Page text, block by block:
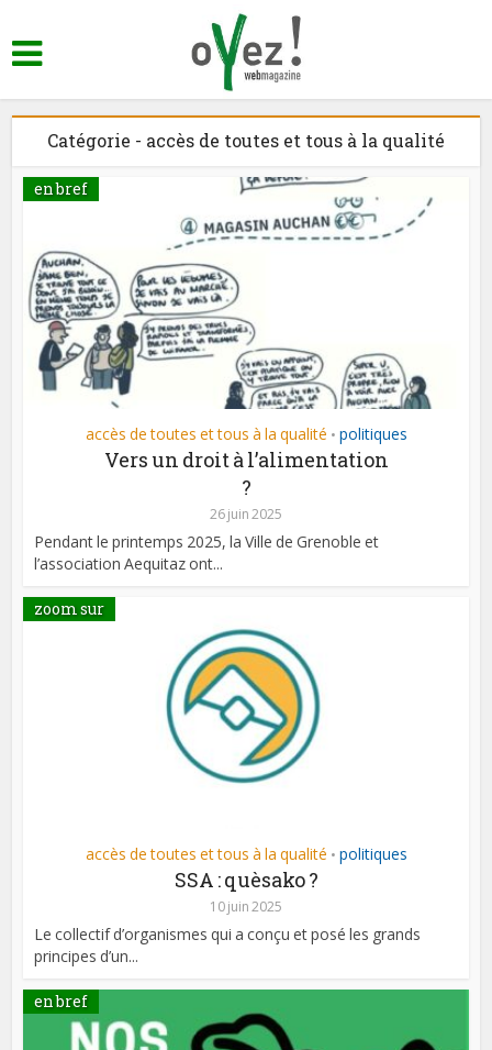
Catégorie - accès de toutes et tous à la qualité
en bref
accès de toutes et tous à la qualité • politiques
Vers un droit à l’alimentation
?
26 juin 2025
Pendant le printemps 2025, la Ville de Grenoble et
l’association Aequitaz ont...
zoom sur
accès de toutes et tous à la qualité • politiques
SSA : quèsako ?
10 juin 2025
Le collectif d’organismes qui a conçu et posé les grands
principes d’un...
en bref